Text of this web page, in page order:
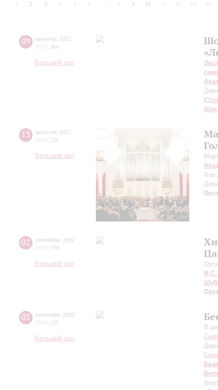
2 3 4 5 6 7 8 9 10 12 13 14
09 августа
2022
20:00 Вт
Большой зал
13 августа
2022
20:00 Сб
Большой зал
Хор
02 сентября 2022
20:00 Пт
Большой зал
И.С.
03 сентября 2022
20:00 Сб
Большой зал
В